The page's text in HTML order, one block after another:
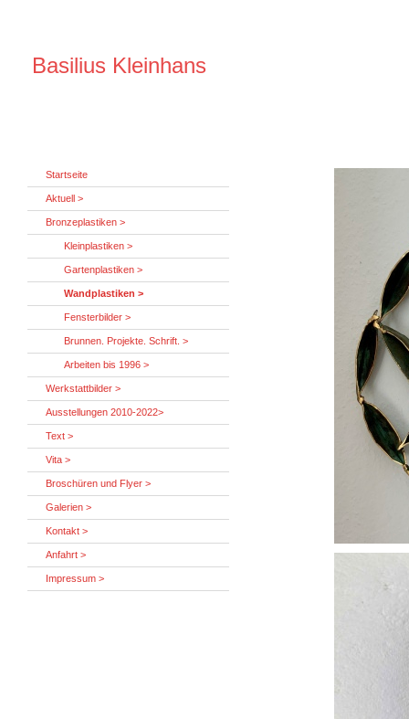
Basilius Kleinhans
Startseite
Aktuell >
Bronzeplastiken >
Kleinplastiken >
Gartenplastiken >
Wandplastiken >
Fensterbilder >
Brunnen. Projekte. Schrift. >
Arbeiten bis 1996 >
Werkstattbilder >
Ausstellungen 2010-2022>
Text >
Vita >
Broschüren und Flyer >
Galerien >
Kontakt >
Anfahrt >
Impressum >